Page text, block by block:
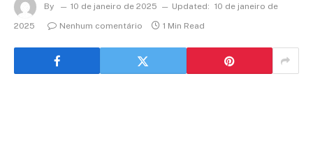
By 10 de janeiro de 2025 Updated: 10 de janeiro de
2025
Nenhum comentário 1 Min Read